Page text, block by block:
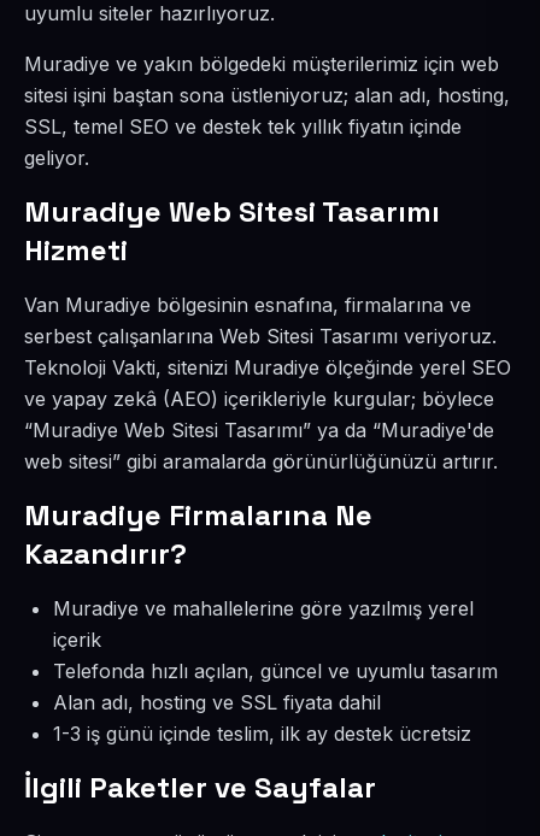
uyumlu siteler hazırlıyoruz.
Muradiye ve yakın bölgedeki müşterilerimiz için web
sitesi işini baştan sona üstleniyoruz; alan adı, hosting,
SSL, temel SEO ve destek tek yıllık fiyatın içinde
geliyor.
Muradiye Web Sitesi Tasarımı
Hizmeti
Van Muradiye bölgesinin esnafına, firmalarına ve
serbest çalışanlarına Web Sitesi Tasarımı veriyoruz.
Teknoloji Vakti, sitenizi Muradiye ölçeğinde yerel SEO
ve yapay zekâ (AEO) içerikleriyle kurgular; böylece
“Muradiye Web Sitesi Tasarımı” ya da “Muradiye'de
web sitesi” gibi aramalarda görünürlüğünüzü artırır.
Muradiye Firmalarına Ne
Kazandırır?
Muradiye ve mahallelerine göre yazılmış yerel
içerik
Telefonda hızlı açılan, güncel ve uyumlu tasarım
Alan adı, hosting ve SSL fiyata dahil
1-3 iş günü içinde teslim, ilk ay destek ücretsiz
İlgili Paketler ve Sayfalar